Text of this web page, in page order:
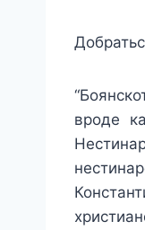
вроде